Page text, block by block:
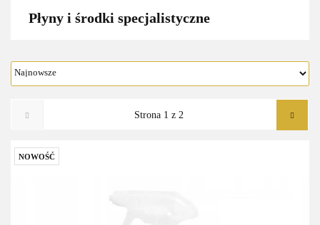
Płyny i środki specjalistyczne
NOWOŚĆ